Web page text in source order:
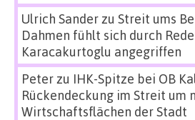
Ulrich Sanderzu Streit ums
Dahmen fühlt sich durch
Karacakurtoglu angegriffen
Peterzu IHK-Spitze bei OB
Rückendeckung im Streit um
Wirtschaftsflächen der Stadt